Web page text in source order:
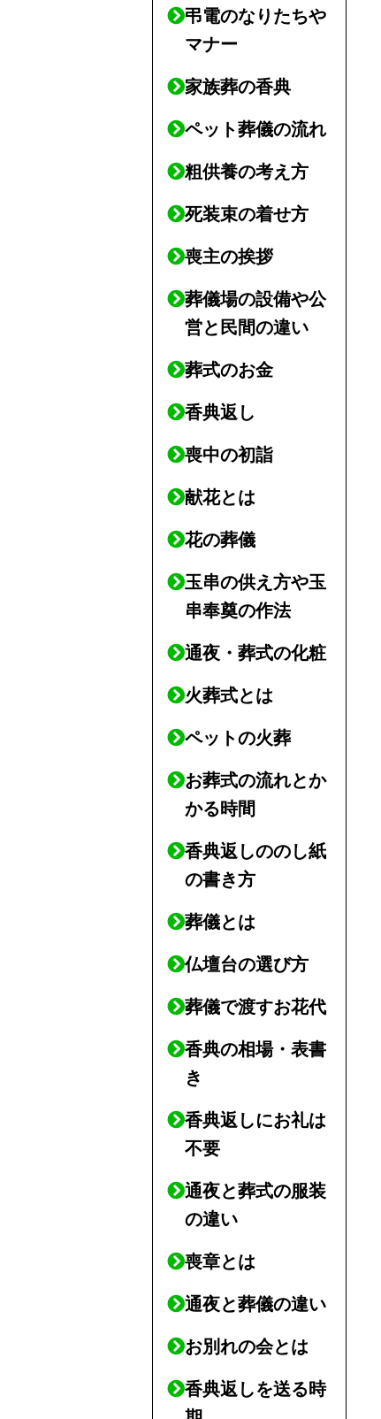
弔電のなりたちや
マナー
家族葬の香典
ペット葬儀の流れ
粗供養の考え方
死装束の着せ方
喪主の挨拶
葬儀場の設備や公
営と民間の違い
葬式のお金
香典返し
喪中の初詣
献花とは
花の葬儀
玉串の供え方や玉
串奉奠の作法
通夜・葬式の化粧
火葬式とは
ペットの火葬
お葬式の流れとか
かる時間
香典返しののし紙
の書き方
葬儀とは
仏壇台の選び方
葬儀で渡すお花代
香典の相場・表書
き
香典返しにお礼は
不要
通夜と葬式の服装
の違い
喪章とは
通夜と葬儀の違い
お別れの会とは
香典返しを送る時